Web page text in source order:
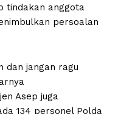
tindakan anggota
persoalan
dan jangan ragu
Asep juga
134 personel Polda